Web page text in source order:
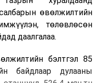
өвөлжилтийн
төлөвлөсөн
даалгалаа.
бэлтгэл 85
байдлаар дулааны